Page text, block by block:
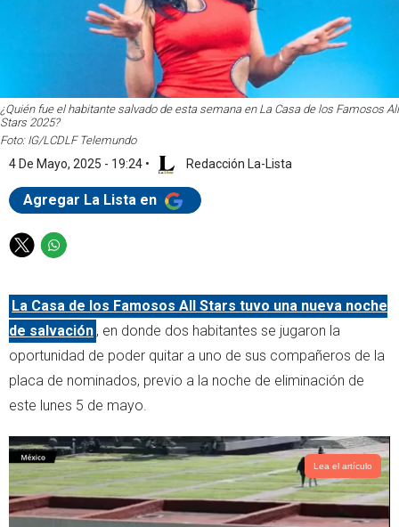
¿Quién fue el habitante salvado de esta semana en La Casa de los Famosos All
Stars 2025?
Foto: IG/LCDLF Telemundo
4 De Mayo, 2025 - 19:24 • Redacción La-Lista
Agregar La Lista en
T
i
t
t
e
r
W
a
t
s
a
p
p
La Casa de los Famosos All Stars tuvo una nueva noche
de salvación , en donde dos habitantes se jugaron la
oportunidad de poder quitar a uno de sus compañeros de la
placa de nominados, previo a la noche de eliminación de
este lunes 5 de mayo.
Lea el artículo